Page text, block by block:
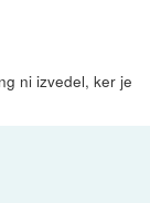
ni izvedel, ker je